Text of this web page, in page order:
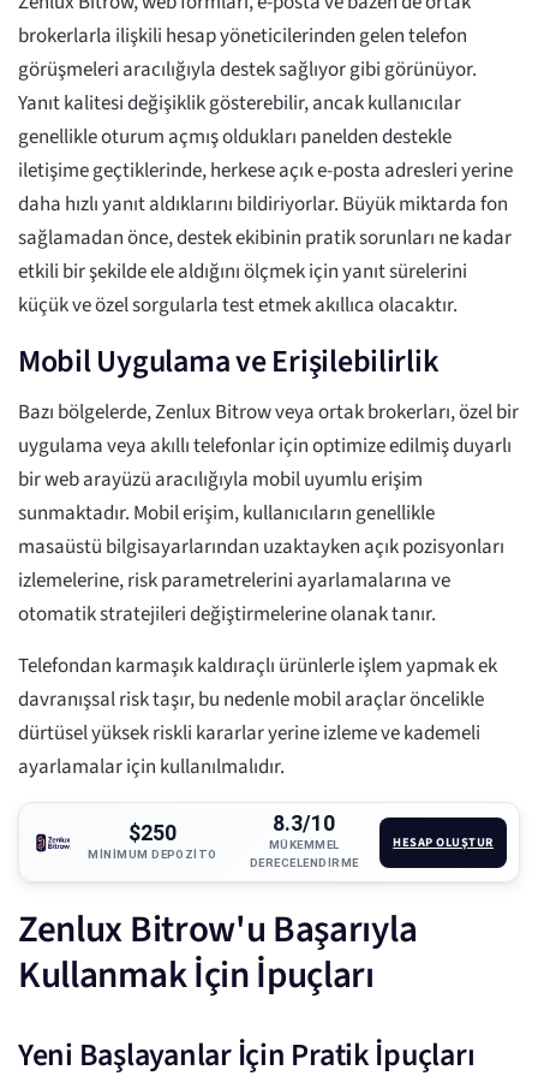
brokerlarla ilişkili hesap yöneticilerinden gelen telefon
görüşmeleri aracılığıyla destek sağlıyor gibi görünüyor.
Yanıt kalitesi değişiklik gösterebilir, ancak kullanıcılar
genellikle oturum açmış oldukları panelden destekle
iletişime geçtiklerinde, herkese açık e-posta adresleri yerine
daha hızlı yanıt aldıklarını bildiriyorlar. Büyük miktarda fon
sağlamadan önce, destek ekibinin pratik sorunları ne kadar
etkili bir şekilde ele aldığını ölçmek için yanıt sürelerini
küçük ve özel sorgularla test etmek akıllıca olacaktır.
Mobil Uygulama ve Erişilebilirlik
Bazı bölgelerde, Zenlux Bitrow veya ortak brokerları, özel bir
uygulama veya akıllı telefonlar için optimize edilmiş duyarlı
bir web arayüzü aracılığıyla mobil uyumlu erişim
sunmaktadır. Mobil erişim, kullanıcıların genellikle
masaüstü bilgisayarlarından uzaktayken açık pozisyonları
izlemelerine, risk parametrelerini ayarlamalarına ve
otomatik stratejileri değiştirmelerine olanak tanır.
Telefondan karmaşık kaldıraçlı ürünlerle işlem yapmak ek
davranışsal risk taşır, bu nedenle mobil araçlar öncelikle
dürtüsel yüksek riskli kararlar yerine izleme ve kademeli
ayarlamalar için kullanılmalıdır.
$250
MINIMUM DEPOZITO
8.3/10
MÜKEMMEL
DERECELENDIRME
HESAP OLUŞTUR
Zenlux Bitrow'u Başarıyla
Kullanmak İçin İpuçları
Yeni Başlayanlar İçin Pratik İpuçları